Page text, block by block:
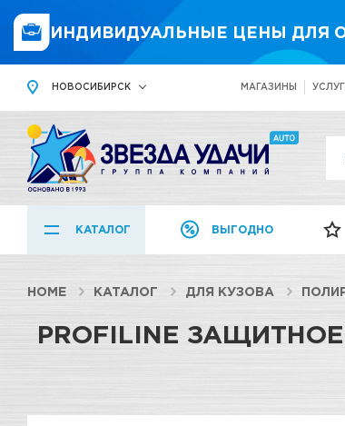
ИНДИВИДУАЛЬНЫЕ ЦЕНЫ ДЛЯ
НОВОСИБИРСК МАГАЗИНЫ
КАТАЛОГ ВЫГОДНО
HOME КАТАЛОГ ДЛЯ КУЗОВА
PROFILINE